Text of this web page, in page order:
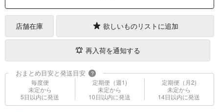
店舗在庫 欲しいものリストに追加
再入荷を通知する
おまとめ目安と発送目安 ?
毎度便
未定から
5日以内に発送
定期便（週1)
未定から
10日以内に発送
定期便（月2)
未定から
14日以内に発送